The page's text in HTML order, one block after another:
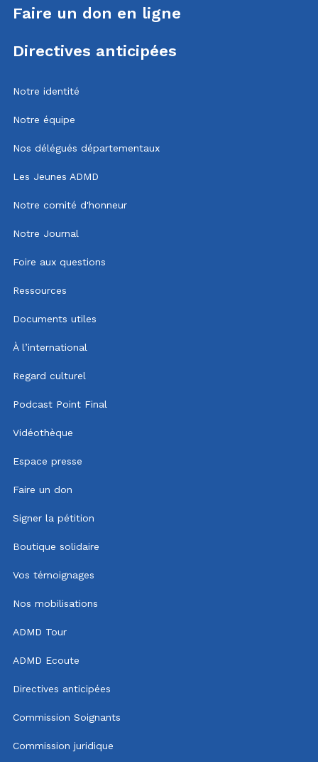
Faire un don en ligne
Directives anticipées
Notre identité
Notre équipe
Nos délégués départementaux
Les Jeunes ADMD
Notre comité d'honneur
Notre Journal
Foire aux questions
Ressources
Documents utiles
À l’international
Regard culturel
Podcast Point Final
Vidéothèque
Espace presse
Faire un don
Signer la pétition
Boutique solidaire
Vos témoignages
Nos mobilisations
ADMD Tour
ADMD Ecoute
Directives anticipées
Commission Soignants
Commission juridique